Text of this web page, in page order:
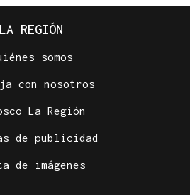
LA REGIÓN
somos
con nosotros
La Región
de publicidad
de imágenes